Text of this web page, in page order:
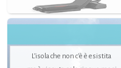
L’isola che non c'è è esistita